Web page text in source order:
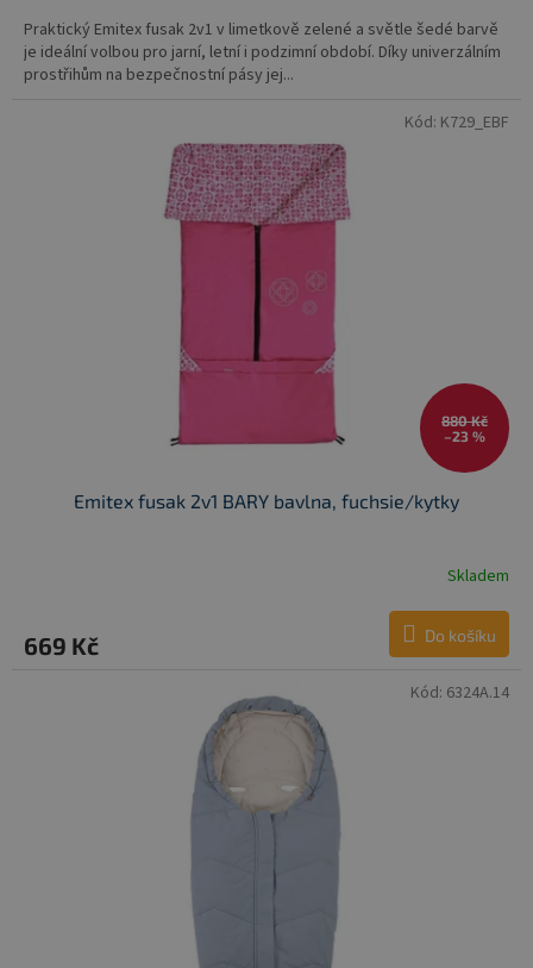
Praktický Emitex fusak 2v1 v limetkově zelené a světle šedé barvě
je ideální volbou pro jarní, letní i podzimní období. Díky univerzálním
prostřihům na bezpečnostní pásy jej...
880 Kč
–23 %
Emitex fusak 2v1 BARY bavlna, fuchsie/kytky
Skladem
669 Kč Do košíku
Kód: K729_EBF
Kód: 6324A.14